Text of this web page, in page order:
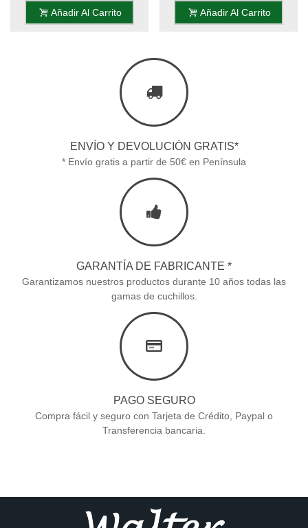
Añadir Al Carrito Añadir Al Carrito
ENVÍO Y DEVOLUCIÓN GRATIS*
* Envío gratis a partir de 50€ en Península
GARANTÍA DE FABRICANTE *
Garantizamos nuestros productos durante 10 años todas las
gamas de cuchillos.
PAGO SEGURO
Compra fácil y seguro con Tarjeta de Crédito, Paypal o
Transferencia bancaria.